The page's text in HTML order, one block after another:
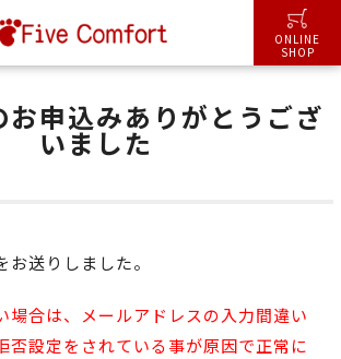
ONLINE
SHOP
お申込みありがとうござ
いました
送りしました。
場合は、メールアドレスの入力間違い
否設定をされている事が原因で正常に